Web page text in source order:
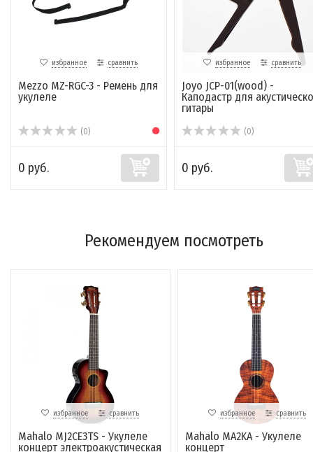
избранное сравнить
Mezzo MZ-RGC-3 - Ремень для
укулеле
(0)
0 руб.
избранное сравнить
Joyo JCP-01(wood) -
Каподастр для
гитары
(0)
0 руб.
Рекомендуем посмотреть
избранное сравнить
Mahalo MJ2CE3TS - Укулеле
концерт электроакустическая
избранное сравнить
Mahalo MA2KA - Укулеле
концерт